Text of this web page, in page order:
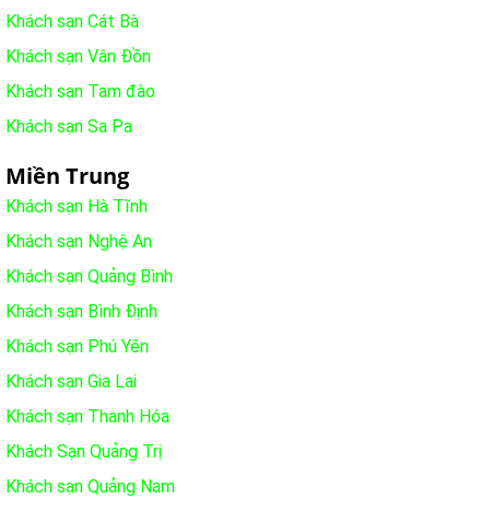
Khách sạn Cát Bà
Khách sạn Vân Đồn
Khách sạn Tam đào
Khách sạn Sa Pa
Miền Trung
Khách sạn Hà Tĩnh
Khách sạn Nghệ An
Khách sạn Quảng Bình
Khách sạn Bình Định
Khách sạn Phú Yên
Khách sạn Gia Lai
Khách sạn Thanh Hóa
Khách Sạn Quảng Trị
Khách sạn Quảng Nam